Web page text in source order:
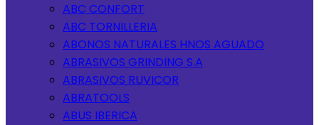
ABC CONFORT
ABC TORNILLERIA
ABONOS NATURALES HNOS AGUADO
ABRASIVOS GRINDING S.A
ABRASIVOS RUVICOR
ABRATOOLS
ABUS IBERICA